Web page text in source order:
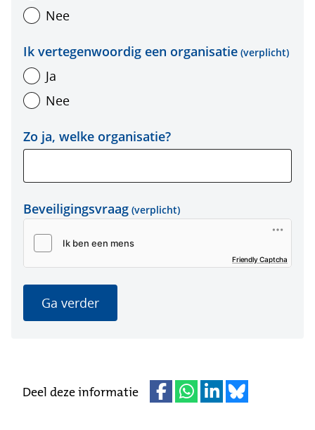
Nee
Ik vertegenwoordig een organisatie (verplicht)
Ja
Nee
Zo ja, welke organisatie?
Beveiligingsvraag (verplicht)
Friendly Captcha
Ga verder
Deel deze informatie